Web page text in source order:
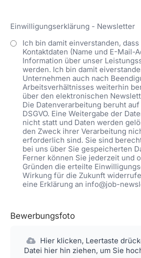
Einwilligungserklärung - Newsletter
Ich bin damit einverstanden, dass
Kontaktdaten (Name und E-Mail-
Information über unser
werden. Ich bin damit
Unternehmen auch nach
Arbeitsverhältnisses weiterhin
über den elektronischen
Die Datenverarbeitung beruht auf
DSGVO. Eine Weitergabe der
nicht statt und Daten werden
den Zweck ihrer Verarbeitung
erforderlich sind. Sie sind
bei uns über Sie gespeicherten
Ferner können Sie jederzeit und
Gründen die erteilte
Wirkung für die Zukunft
eine Erklärung an info@job-
Bewerbungsfoto
Hier klicken, Leertaste
Datei hier hin ziehen, um Sie